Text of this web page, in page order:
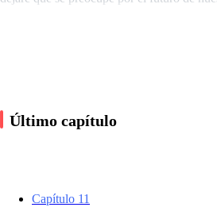
La bruja curandera suspiró
"Sarah es una buena loba. Crecieron
apresuradamente de la habitación; sus
Último capítulo
Capítulo 11